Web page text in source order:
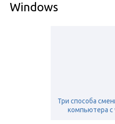
Windows
Три способа
компьютера с